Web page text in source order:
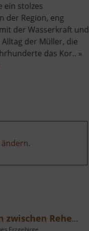
ein stolzes
der Region, eng
der Wasserkraft und
der Müller, die
das Kor.. »
ändern.
Loipen zwischen Rehefeld und Mikulov
Erzgebirge